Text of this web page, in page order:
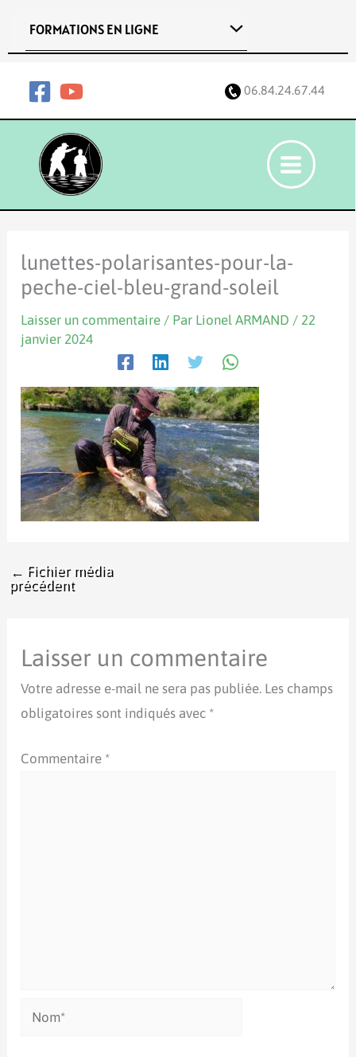
FORMATIONS EN LIGNE
06.84.24.67.44
lunettes-polarisantes-pour-la-
peche-ciel-bleu-grand-soleil
Laisser un commentaire / Par Lionel ARMAND / 22
janvier 2024
← Fichier média
précédent
Laisser un commentaire
Votre adresse e-mail ne sera pas publiée. Les champs
obligatoires sont indiqués avec *
Commentaire *
Nom*